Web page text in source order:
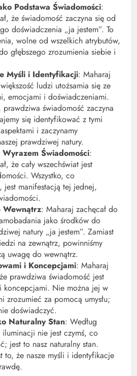
Podstawa Świadomości:
że świadomość zaczyna się od
doświadczenia „ja jestem”. To
wolne od wszelkich atrybutów,
głębszego zrozumienia siebie i
Myśli i Identyfikacji: Maharaj
ludzi utożsamia się ze
emocjami i doświadczeniami.
prawdziwa świadomość zaczyna
się identyfikować z tymi
i zaczynamy
prawdziwej natury.
Wyrazem Świadomości:
że cały wszechświat jest
Wszystko, co
jest manifestacją tej jednej,
Wewnątrz: Maharaj zachęcał do
jako środków do
natury „ja jestem”. Zamiast
na zewnątrz, powinniśmy
uwagę do wewnątrz.
i Koncepcjami: Maharaj
prawdziwa świadomość jest
koncepcjami. Nie można jej w
zrozumieć za pomocą umysłu;
doświadczyć.
Naturalny Stan: Według
iluminacji nie jest czymś, co
jest to nasz naturalny stan.
to, że nasze myśli i identyfikacje